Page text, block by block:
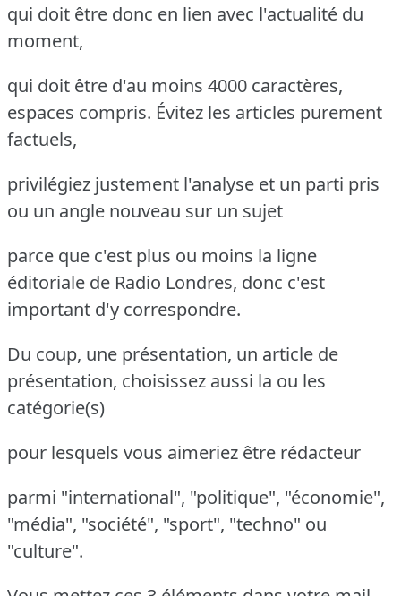
qui doit être donc en lien avec l'actualité du
moment,
qui doit être d'au moins 4000 caractères,
espaces compris. Évitez les articles purement
factuels,
privilégiez justement l'analyse et un parti pris
ou un angle nouveau sur un sujet
parce que c'est plus ou moins la ligne
éditoriale de Radio Londres, donc c'est
important d'y correspondre.
Du coup, une présentation, un article de
présentation, choisissez aussi la ou les
catégorie(s)
pour lesquels vous aimeriez être rédacteur
parmi "international", "politique", "économie",
"média", "société", "sport", "techno" ou
"culture".